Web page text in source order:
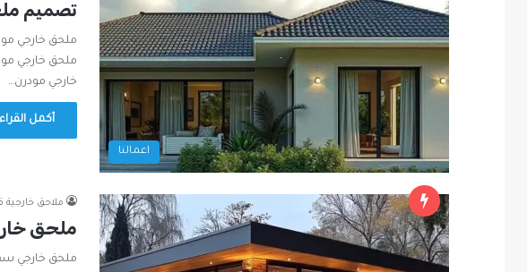
اعمالنا
تصميم
ملحق خارجي
ملحق خارجي
خارجي مودرن…
أكمل
ملاحق خارجية
ملحق
ملحق خارجي